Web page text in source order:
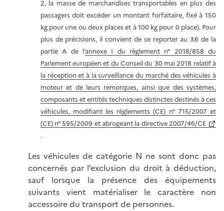
2, la masse de marchandises transportables en plus des
passagers doit excéder un montant forfaitaire, fixé à 150
kg pour une ou deux places et à 100 kg pour 0 place). Pour
plus de précisions, il convient de se reporter au 3.6 de la
partie A de l’annexe I du règlement n° 2018/858 du
Parlement européen et du Conseil du 30 mai 2018 relatif à
la réception et à la surveillance du marché des véhicules à
moteur et de leurs remorques, ainsi que des systèmes,
composants et entités techniques distinctes destinés à ces
véhicules, modifiant les règlements (CE) n° 715/2007 et
(CE) n° 595/2009 et abrogeant la directive 2007/46/CE
.
Les véhicules de catégorie N ne sont donc pas
concernés par l’exclusion du droit à déduction,
sauf lorsque la présence des équipements
suivants vient matérialiser le caractère non
accessoire du transport de personnes.